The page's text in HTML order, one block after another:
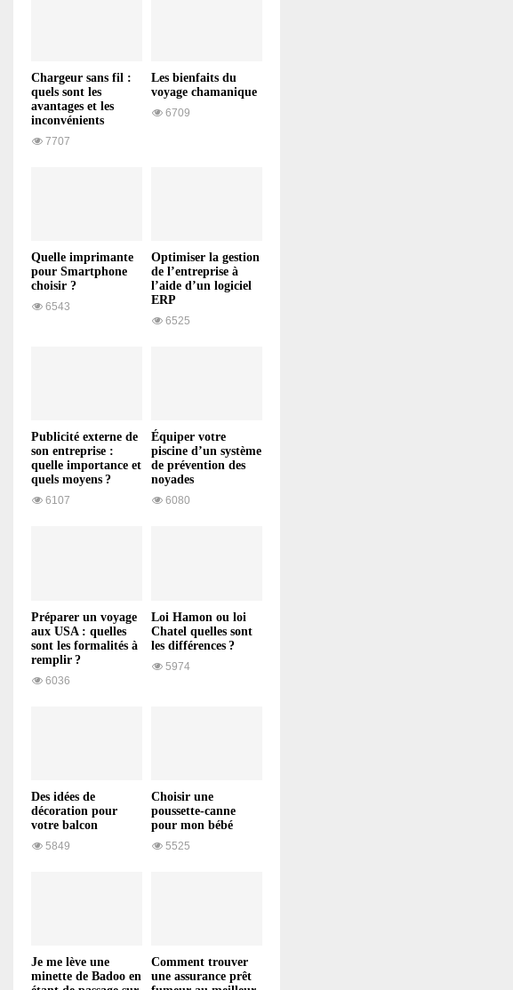
Chargeur sans fil :
quels sont les
avantages et les
inconvénients
7707
Les bienfaits du
voyage chamanique
6709
Quelle imprimante
pour Smartphone
choisir ?
6543
Optimiser la gestion
de l’entreprise à
l’aide d’un logiciel
ERP
6525
Publicité externe de
son entreprise :
quelle importance et
quels moyens ?
6107
Équiper votre
piscine d’un système
de prévention des
noyades
6080
Préparer un voyage
aux USA : quelles
sont les formalités à
remplir ?
6036
Loi Hamon ou loi
Chatel quelles sont
les différences ?
5974
Des idées de
décoration pour
votre balcon
5849
Choisir une
poussette-canne
pour mon bébé
5525
Je me lève une
minette de Badoo en
Comment trouver
une assurance prêt